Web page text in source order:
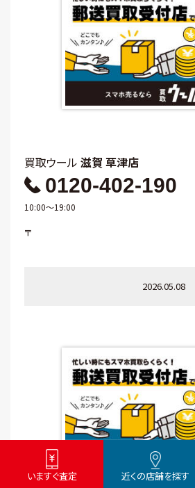
いますぐ査定 近くの店舗を探す
買取ウール 滋賀 草津店
0120-402-190
10:00～19:00
〒
2026.05.08